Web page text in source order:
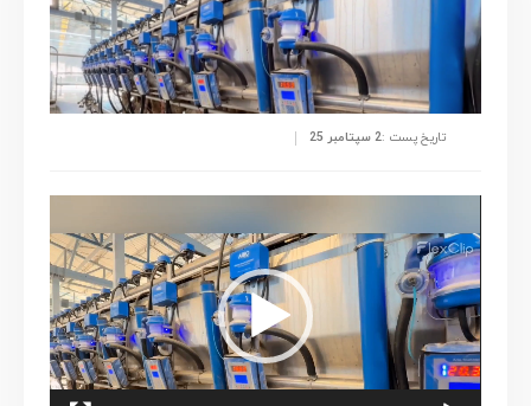
تاریخ پست :2 سپتامبر 25
ویدیو